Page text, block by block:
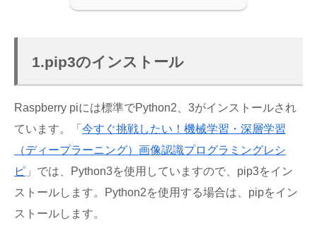
1.pip3のインストール
Raspberry piには標準でPython2、3がインストールされ
ています。「 今すぐ挑戦したい！機械学習・深層学習
（ディープラーニング）画像認識プログラミングレシ
ピ 」では、Python3を使用していますので、pip3をイン
ストールします。Python2を使用する場合は、pipをイン
ストールします。